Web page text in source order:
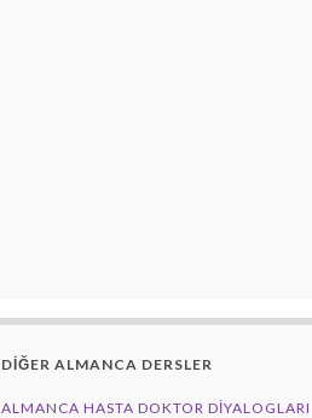
DİĞER ALMANCA DERSLER
ALMANCA HASTA DOKTOR DIYALOGLARI